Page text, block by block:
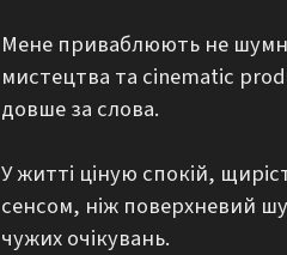
Мене приваблюють не
мистецтва та cinematic
довше за слова.
У житті ціную спокій,
сенсом, ніж поверхневий
чужих очікувань.